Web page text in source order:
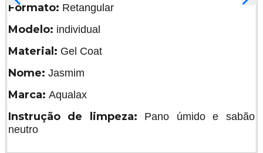
Formato: Retangular
Modelo: individual
Material: Gel Coat
Nome: Jasmim
Marca: Aqualax
Instrução de limpeza: Pano úmido e sabão
neutro